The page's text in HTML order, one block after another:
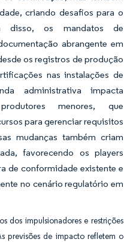
criando desafios para o
disso, os mandatos de
abrangente em
os registros de produção
nas instalações de
administrativa impacta
menores, que
para gerenciar requisitos
mudanças também criam
favorecendo os players
de conformidade existente e
no cenário regulatório em
dos impulsionadores e restrições
previsões de impacto refletem o